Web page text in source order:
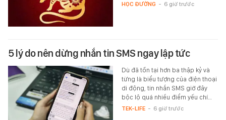
HỌC ĐƯỜNG - 6 giờ trước
5 lý do nên dừng nhắn tin SMS ngay lập tức
Dù đã tồn tại hơn ba thập kỷ và
từng là biểu tượng của điện thoại
di động, tin nhắn SMS giờ đây
bộc lộ quá nhiều điểm yếu chí…
TEK-LIFE - 6 giờ trước